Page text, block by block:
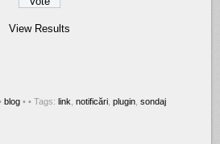
View Results
blog • • Tags: link,notificări,plugin,sondaj